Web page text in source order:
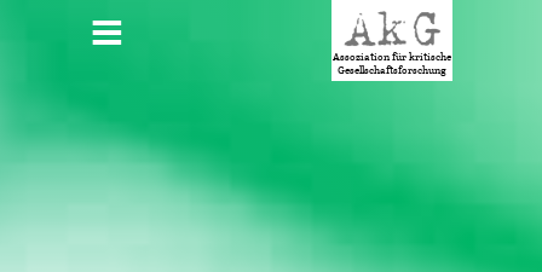
HAUPTMENÜ
Assoziation für kritische
Gesellschaftsforschung